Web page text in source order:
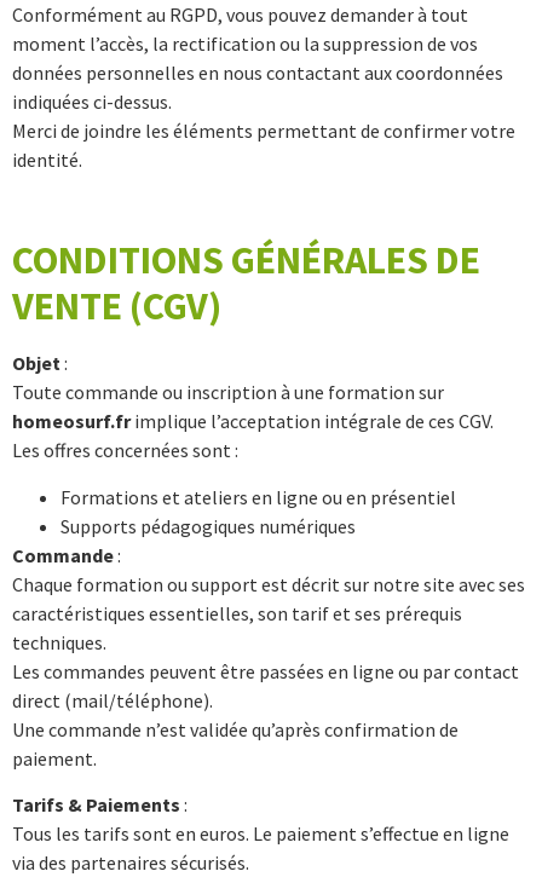
Conformément au RGPD, vous pouvez demander à tout
moment l’accès, la rectification ou la suppression de vos
données personnelles en nous contactant aux coordonnées
indiquées ci-dessus.
Merci de joindre les éléments permettant de confirmer votre
identité.
CONDITIONS GÉNÉRALES DE
VENTE (CGV)
Objet:
Toute commande ou inscription à une formation sur
homeosurf.frimplique l’acceptation intégrale de ces CGV.
Les offres concernées sont :
Formations et ateliers en ligne ou en présentiel
Supports pédagogiques numériques
Commande:
Chaque formation ou support est décrit sur notre site avec ses
caractéristiques essentielles, son tarif et ses prérequis
techniques.
Les commandes peuvent être passées en ligne ou par contact
direct (mail/téléphone).
Une commande n’est validée qu’après confirmation de
paiement.
Tarifs & Paiements :
Tous les tarifs sont en euros. Le paiement s’effectue en ligne
via des partenaires sécurisés.